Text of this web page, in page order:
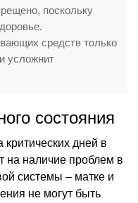
поскольку
средств только
усложнит
состояния
критических дней в
на наличие проблем в
системы – матке и
не могут быть